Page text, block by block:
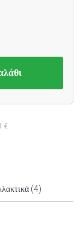
€
(4)